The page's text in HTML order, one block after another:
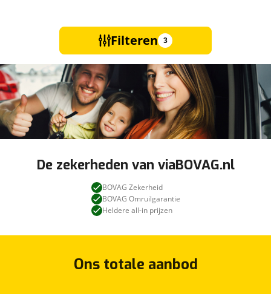
Filteren 3
De zekerheden van viaBOVAG.nl
BOVAG Zekerheid
BOVAG Omruilgarantie
Heldere all-in prijzen
Ons totale aanbod